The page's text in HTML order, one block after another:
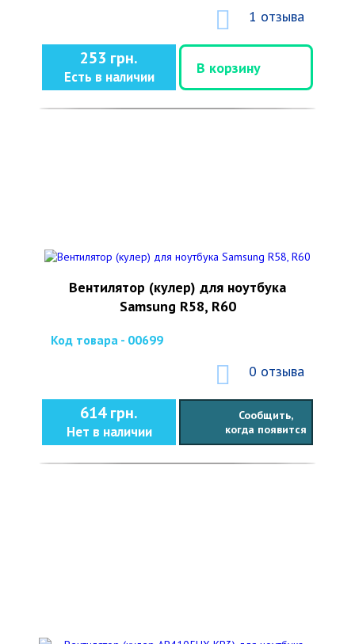
1 отзыва
253 грн.
Есть в наличии
В корзину
Вентилятор (кулер) для ноутбука
Samsung R58, R60
Код товара - 00699
0 отзыва
614 грн.
Нет в наличии
Сообщить,
когда появится